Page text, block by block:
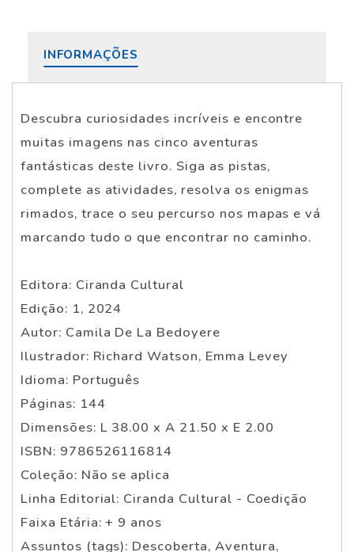
INFORMAÇÕES
Descubra curiosidades incríveis e encontre
muitas imagens nas cinco aventuras
fantásticas deste livro. Siga as pistas,
complete as atividades, resolva os enigmas
rimados, trace o seu percurso nos mapas e vá
marcando tudo o que encontrar no caminho.
Editora: Ciranda Cultural
Edição: 1, 2024
Autor: Camila De La Bedoyere
Ilustrador: Richard Watson, Emma Levey
Idioma: Português
Páginas: 144
Dimensões: L 38.00 x A 21.50 x E 2.00
ISBN: 9786526116814
Coleção: Não se aplica
Linha Editorial: Ciranda Cultural - Coedição
Faixa Etária: + 9 anos
Assuntos (tags): Descoberta, Aventura,